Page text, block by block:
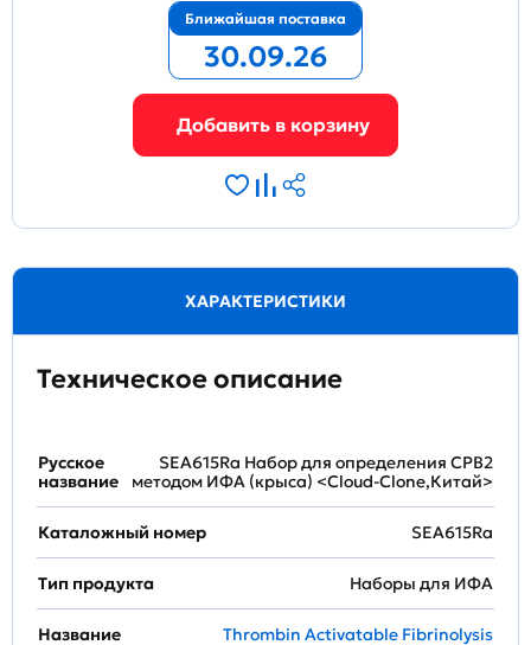
Ближайшая поставка
30.09.26
ХАРАКТЕРИСТИКИ
Техническое описание
Русское
название
SEA615Ra Набор для определения CPB2
методом ИФА (крыса) <Cloud-Clone,Китай>
Каталожный номер SEA615Ra
Тип продукта Наборы для ИФА
Название
Thrombin Activatable Fibrinolysis